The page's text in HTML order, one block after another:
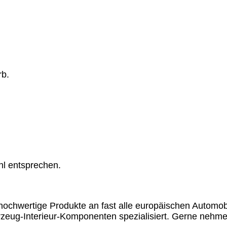
entsprechen.
Produkte an fast alle europäischen
Interieur-Komponenten spezialisiert. Gerne